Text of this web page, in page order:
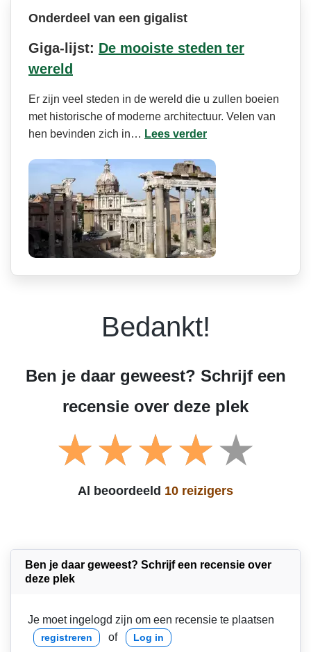
Onderdeel van een gigalist
Giga-lijst: De mooiste steden ter
wereld
Er zijn veel steden in de wereld die u zullen boeien
met historische of moderne architectuur. Velen van
hen bevinden zich in… Lees verder
Bedankt!
Ben je daar geweest? Schrijf een
recensie over deze plek
Al beoordeeld 10 reizigers
Ben je daar geweest? Schrijf een recensie over
deze plek
Je moet ingelogd zijn om een recensie te plaatsen
registreren of Log in